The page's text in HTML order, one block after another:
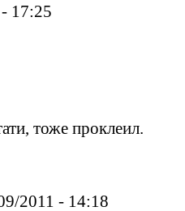
17:25
тоже проклеил.
2011 - 14:18